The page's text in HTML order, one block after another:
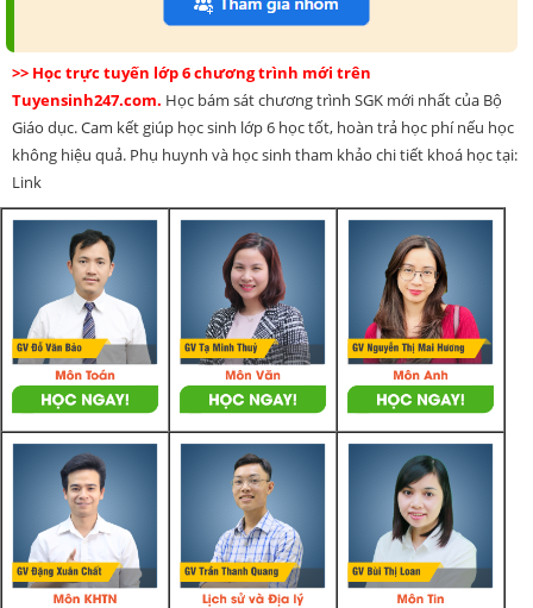
>> Học trực tuyến lớp 6 chương trình mới trên
Tuyensinh247.com. Học bám sát chương trình SGK mới nhất của Bộ
Giáo dục. Cam kết giúp học sinh lớp 6 học tốt, hoàn trả học phí nếu học
không hiệu quả. Phụ huynh và học sinh tham khảo chi tiết khoá học tại:
Link